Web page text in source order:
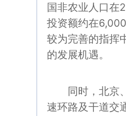
国非农业人口在
投资额约在
较为完善的指挥
的发展机遇。
同时，北京、
速环路及干道交